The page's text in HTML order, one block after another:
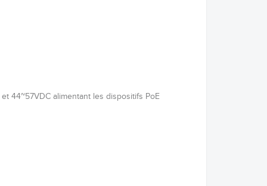
44~57VDC alimentant les dispositifs PoE